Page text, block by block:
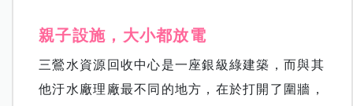
親子設施，大小都放電
三鶯水資源回收中心是一座銀級綠建築，而與其
他汙水廠理廠最不同的地方，在於打開了圍牆，